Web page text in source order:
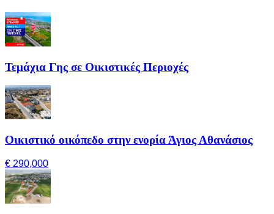
Τεμάχια Γης σε Οικιστικές Περιοχές
Οικιστικό οικόπεδο στην ενορία Άγιος Αθανάσιος
€ 290,000